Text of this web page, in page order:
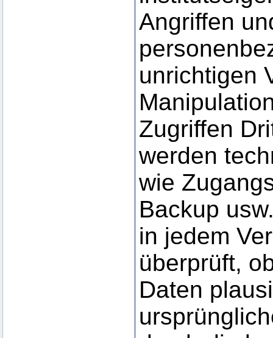
Angriffen
unrichtigen
Zugriffen
werden
wie
Backup
in jedem
überprüft,
Daten